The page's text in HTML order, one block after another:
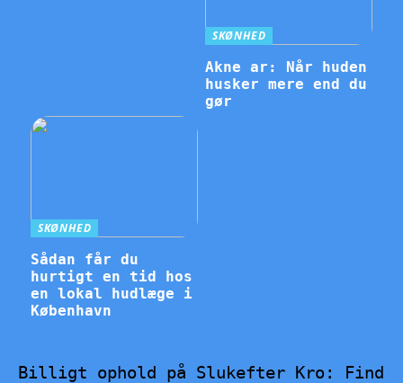
SKØNHED
Akne ar: Når huden
husker mere end du
gør
SKØNHED
Sådan får du
hurtigt en tid hos
en lokal hudlæge i
København
Billigt ophold på Slukefter Kro: Find